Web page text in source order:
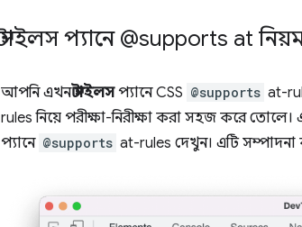
স্টাইলস প্যানে @supports at
আপনি এখনস্টাইলসপ্যানে CSS @supports at-
rules নিয়ে পরীক্ষা-নিরীক্ষা করা সহজ করে তোলে।
প্যানে @supports at-rules দেখুন। এটি সম্পাদনা